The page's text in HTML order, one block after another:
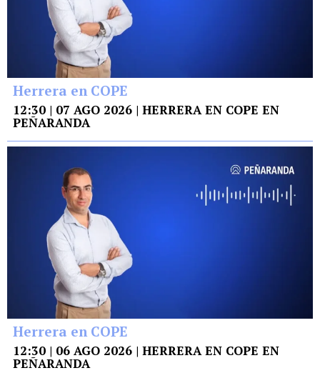
Herrera en COPE
12:30 | 07 AGO 2026 | HERRERA EN COPE EN
PEÑARANDA
Herrera en COPE
12:30 | 06 AGO 2026 | HERRERA EN COPE EN
PEÑARANDA